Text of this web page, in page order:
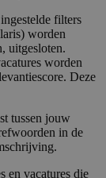
filters
worden
uitgesloten.
worden
Deze
tussen jouw
in de
en vacatures die